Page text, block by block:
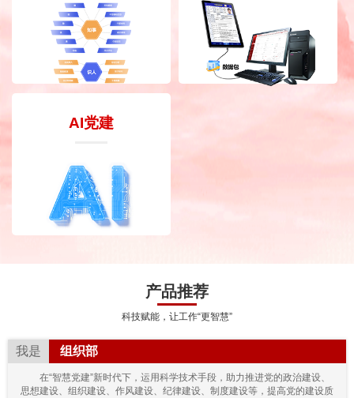
AI党建
产品推荐
科技赋能，让工作“更智慧”
我是 组织部
在“智慧党建”新时代下，运用科学技术手段，助力推进党的政治建设、
思想建设、组织建设、作风建设、纪律建设、制度建设等，提高党的建设质